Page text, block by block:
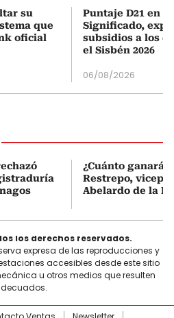
su
que
oficial
Puntaje D21 en
Significado,
subsidios a los
el Sisbén 2026
06/08/2026
¿Cuánto ganará
Restrepo,
Abelardo de la
los derechos reservados.
expresa de las reproducciones y
accesibles desde este sitio
u otros medios que resulten